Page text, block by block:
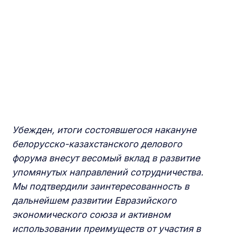
Убежден, итоги состоявшегося накануне
белорусско-казахстанского делового
форума внесут весомый вклад в развитие
упомянутых направлений сотрудничества.
Мы подтвердили заинтересованность в
дальнейшем развитии Евразийского
экономического союза и активном
использовании преимуществ от участия в